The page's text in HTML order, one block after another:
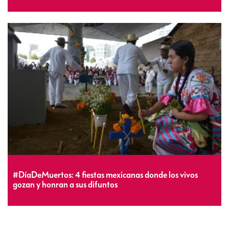
#DíaDeMuertos: 4 fiestas mexicanas donde los vivos
gozan y honran a sus difuntos